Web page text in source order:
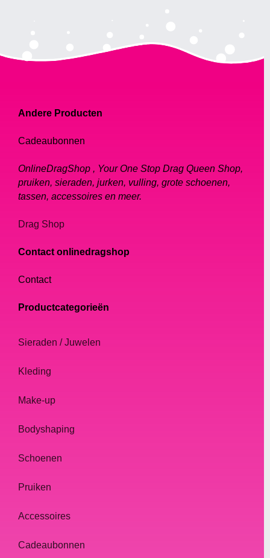
Andere Producten
Cadeaubonnen
OnlineDragShop , Your One Stop Drag Queen Shop,
pruiken, sieraden, jurken, vulling, grote schoenen,
tassen, accessoires en meer.
Drag Shop
Contact onlinedragshop
Contact
Productcategorieën
Sieraden / Juwelen
Kleding
Make-up
Bodyshaping
Schoenen
Pruiken
Accessoires
Cadeaubonnen